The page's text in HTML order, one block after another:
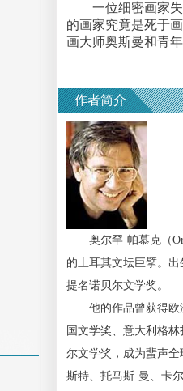
一位细密画家失
的画家究竟是死于
画大师奥斯曼和青
作者简介
奥尔罕·帕慕克（
的土耳其文坛巨擘。
提名诺贝尔文学奖。
他的作品曾获得欧洲
国文学奖、意大利格
尔文学奖，成为蜚声
斯特、托马斯·曼、卡